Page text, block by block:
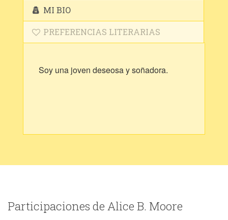
MI BIO
PREFERENCIAS LITERARIAS
Soy una joven deseosa y soñadora.
Participaciones de Alice B. Moore